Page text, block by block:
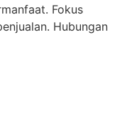
Fokus
Hubungan